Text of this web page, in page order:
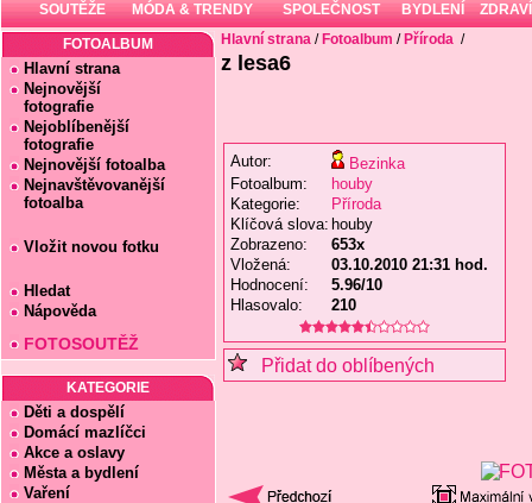
SOUTĚŽE MÓDA & TRENDY SPOLEČNOST BYDLENÍ ZDRAVÍ
FOTOALBUM
Hlavní strana
Nejnovější
fotografie
Nejoblíbenější
fotografie
Nejnovější fotoalba
Nejnavštěvovanější
fotoalba
Vložit novou fotku
Hledat
Nápověda
FOTOSOUTĚŽ
KATEGORIE
Děti a dospělí
Domácí mazlíčci
Akce a oslavy
Města a bydlení
Vaření
Hlavní strana / Fotoalbum / Příroda /
z lesa6
Autor:
Bezinka
Fotoalbum:
houby
Kategorie:
Příroda
Klíčová slova: houby
Zobrazeno:
653x
Vložená:
03.10.2010 21:31 hod.
Hodnocení:
5.96/10
Hlasovalo:
210
Přidat do oblíbených